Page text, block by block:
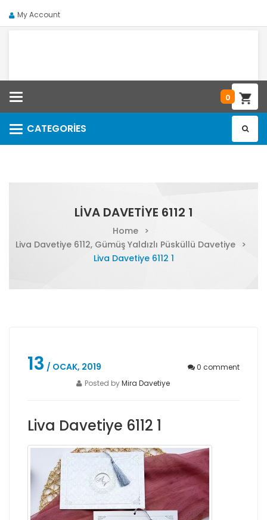
My Account
0
CATEGORIES
Categories
LIVA DAVETIYE 6112 1
Home
>
Liva Davetiye 6112, Gümüş Yaldızlı Püsküllü Davetiye
>
Liva Davetiye 6112 1
13 / OCAK, 2019 0 comment
Posted byMira Davetiye
Liva Davetiye 6112 1